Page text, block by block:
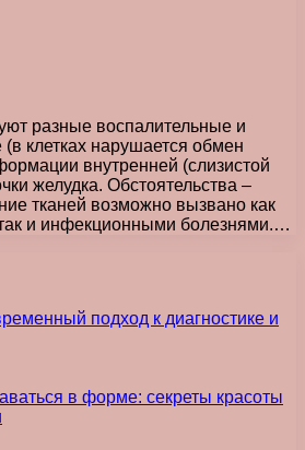
разные воспалительные и
клетках нарушается обмен
внутренней (слизистой
желудка. Обстоятельства –
тканей возможно вызвано как
и инфекционными болезнями.…
подход к диагностике и
в форме: секреты красоты